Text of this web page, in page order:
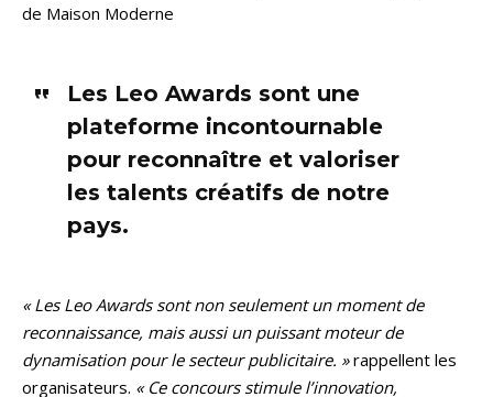
de Maison Moderne
Les Leo Awards sont une
plateforme incontournable
pour reconnaître et valoriser
les talents créatifs de notre
pays.
« Les Leo Awards sont non seulement un moment de
reconnaissance, mais aussi un puissant moteur de
dynamisation pour le secteur publicitaire. »rappellent les
organisateurs. « Ce concours stimule l’innovation,